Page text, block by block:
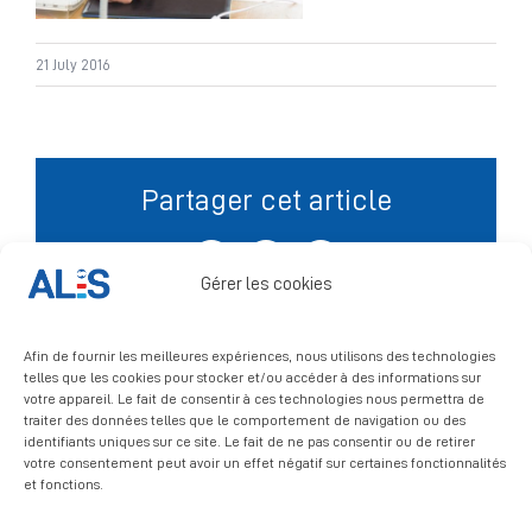
Gérer les cookies
Afin de fournir les meilleures expériences, nous utilisons des technologies
telles que les cookies pour stocker et/ou accéder à des informations sur
votre appareil. Le fait de consentir à ces technologies nous permettra de
traiter des données telles que le comportement de navigation ou des
identifiants uniques sur ce site. Le fait de ne pas consentir ou de retirer
votre consentement peut avoir un effet négatif sur certaines fonctionnalités
et fonctions.
Signalement
21 July 2016
Partager cet article